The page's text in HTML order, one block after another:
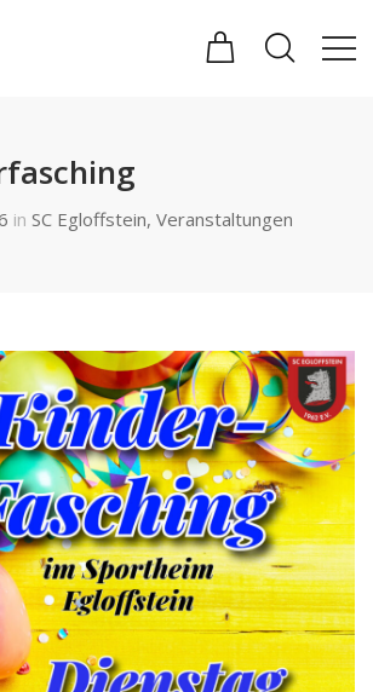
in SC Egloffstein,Veranstaltungen